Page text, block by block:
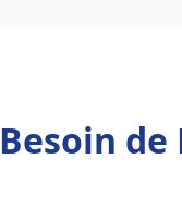
Besoin